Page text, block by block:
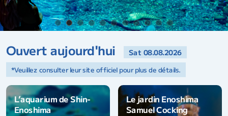
Ouvert aujourd'hui Sat 08.08.2026
*Veuillez consulter leur site officiel pour plus de détails.
L’aquarium de Shin-
Enoshima
Le jardin Enoshima
Samuel Cocking